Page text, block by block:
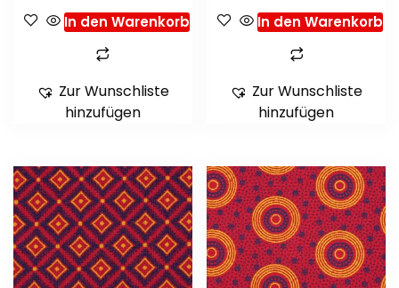
In den Warenkorb
Zur Wunschliste
hinzufügen
In den Warenkorb
Zur Wunschliste
hinzufügen